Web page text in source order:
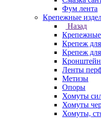
Фум лента
Крепежные
Назад
Крепежные
Крепеж
Крепеж
Ленты
Метизы
Опоры
Хомуты
Хомуты
Хомуты,